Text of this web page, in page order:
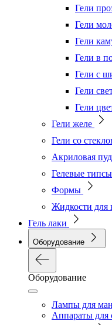
Гели
Гели
Гели
Гели в
Гели с
Гели
Гели
Гели желе
Гели со
Акриловая
Гелевые типсы
Формы
Жидкости для
Гель лаки
Оборудование
Оборудование
Лампы для
Аппараты для